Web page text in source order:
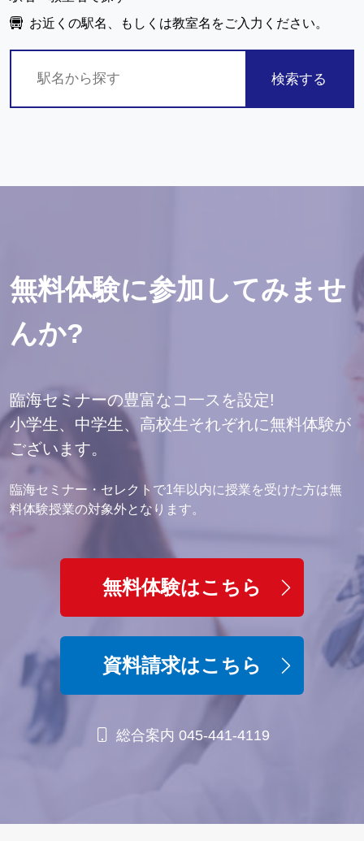
お近くの駅名、もしくは教室名をご入力ください。
検索する
無料体験に参加してみませ
んか?
臨海セミナーの豊富なコ一スを設定!
小学生、中学生、高校生それぞれに無料体験が
ございます。
臨海セミナー・セレクトで1年以内に授業を受けた方は無
料体験授業の対象外となります。
無料体験はこちら
資料請求はこちら
総合案内 045-441-4119